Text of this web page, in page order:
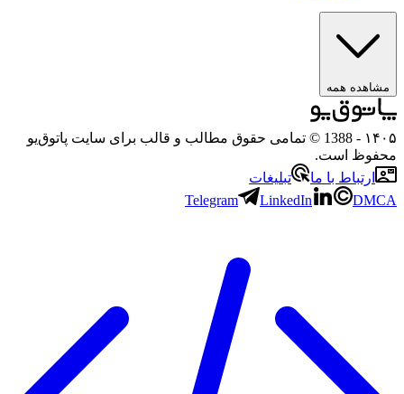
مشاهده همه
۱۴۰۵
- 1388 © تمامی حقوق مطالب و قالب برای سایت پاتوق‌یو
محفوظ است.
ارتباط با ما
تبلیغات
Telegram
LinkedIn DMCA